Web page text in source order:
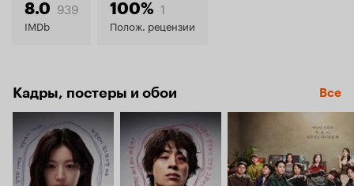
8.6
8.0 939
IMDb
100% 1
Полож. рецензии
Кадры, постеры и обои Все